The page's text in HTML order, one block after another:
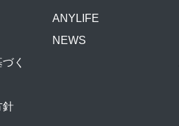
く
針
ANYLIFE
NEWS